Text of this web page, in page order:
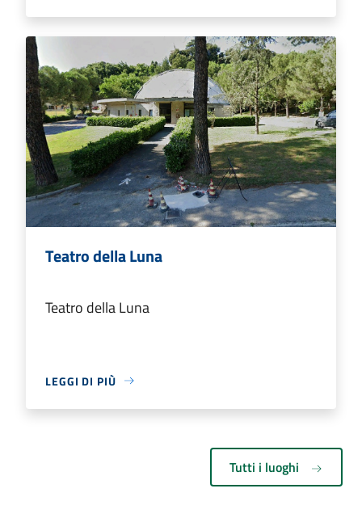
Teatro della Luna
Teatro della Luna
LEGGI DI PIÙ
Tutti i luoghi